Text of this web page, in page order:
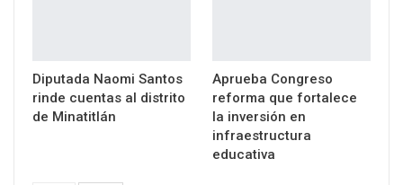
Diputada Naomi Santos
rinde cuentas al distrito
de Minatitlán
Aprueba Congreso
reforma que fortalece
la inversión en
infraestructura
educativa